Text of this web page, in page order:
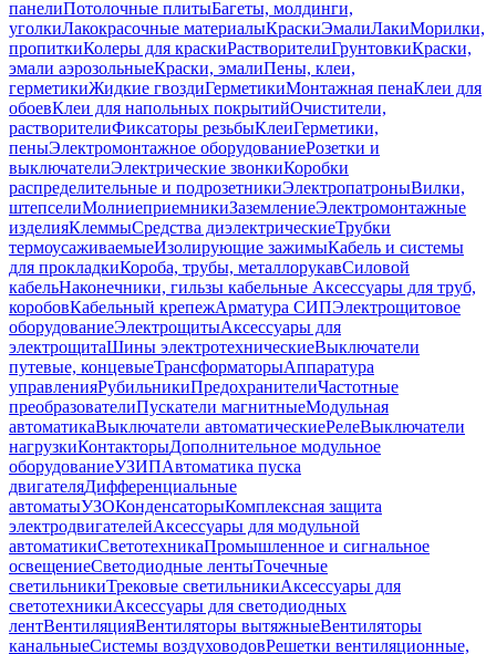
панелиПотолочные плитыБагеты, молдинги,
уголкиЛакокрасочные материалыКраскиЭмалиЛакиМорилки,
пропиткиКолеры для краскиРастворителиГрунтовкиКраски,
эмали аэрозольныеКраски, эмалиПены, клеи,
герметикиЖидкие гвоздиГерметикиМонтажная пенаКлеи для
обоевКлеи для напольных покрытийОчистители,
растворителиФиксаторы резьбыКлеиГерметики,
пеныЭлектромонтажное оборудованиеРозетки и
выключателиЭлектрические звонкиКоробки
распределительные и подрозетникиЭлектропатроныВилки,
штепселиМолниеприемникиЗаземлениеЭлектромонтажные
изделияКлеммыСредства диэлектрическиеТрубки
термоусаживаемыеИзолирующие зажимыКабель и системы
для прокладкиКороба, трубы, металлорукавСиловой
кабельНаконечники, гильзы кабельные Аксессуары для труб,
коробовКабельный крепежАрматура СИПЭлектрощитовое
оборудованиеЭлектрощитыАксессуары для
электрощитаШины электротехническиеВыключатели
путевые, концевыеТрансформаторыАппаратура
управленияРубильникиПредохранителиЧастотные
преобразователиПускатели магнитныеМодульная
автоматикаВыключатели автоматическиеРелеВыключатели
нагрузкиКонтакторыДополнительное модульное
оборудованиеУЗИПАвтоматика пуска
двигателяДифференциальные
автоматыУЗОКонденсаторыКомплексная защита
электродвигателейАксессуары для модульной
автоматикиСветотехникаПромышленное и сигнальное
освещениеСветодиодные лентыТочечные
светильникиТрековые светильникиАксессуары для
светотехникиАксессуары для светодиодных
лентВентиляцияВентиляторы вытяжныеВентиляторы
канальныеСистемы воздуховодовРешетки вентиляционные,